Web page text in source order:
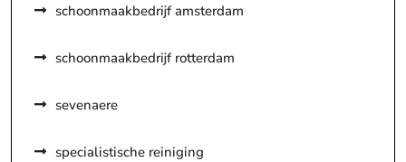
schoonmaakbedrijf amsterdam
schoonmaakbedrijf rotterdam
sevenaere
specialistische reiniging